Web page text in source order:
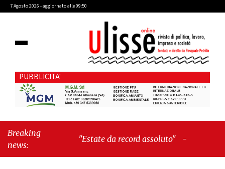
7 Agosto 2026 - aggiornato alle 09:50
PUBBLICITA'
Breaking
news:
"Estate da record assoluto" -"Francesco